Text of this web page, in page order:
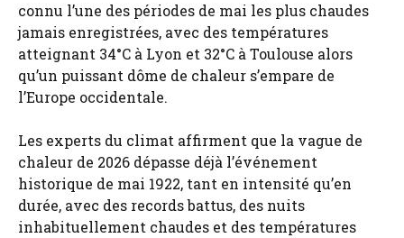
connu l’une des périodes de mai les plus chaudes
jamais enregistrées, avec des températures
atteignant 34°C à Lyon et 32°C à Toulouse alors
qu’un puissant dôme de chaleur s’empare de
l’Europe occidentale.
Les experts du climat affirment que la vague de
chaleur de 2026 dépasse déjà l’événement
historique de mai 1922, tant en intensité qu’en
durée, avec des records battus, des nuits
inhabituellement chaudes et des températures